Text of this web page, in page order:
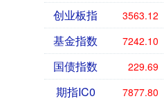
创业板指 3563.12
基金指数 7242.10
国债指数 229.69
期指IC0 7877.80